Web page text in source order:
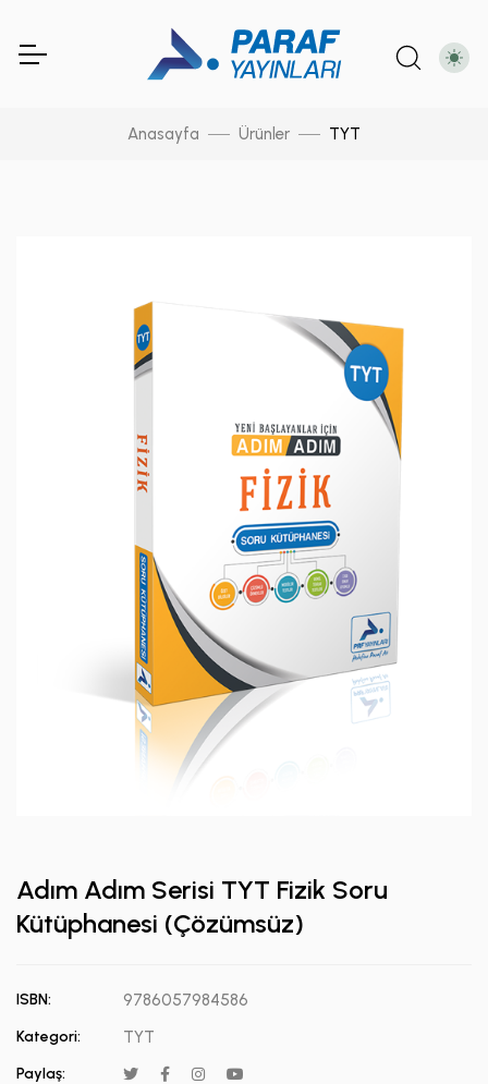
Anasayfa Ürünler TYT
Adım Adım Serisi TYT Fizik Soru
Kütüphanesi (Çözümsüz)
ISBN: 9786057984586
Kategori: TYT
Paylaş: